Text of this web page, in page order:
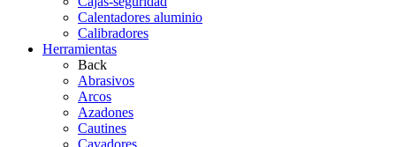
Calentadores aluminio
Calibradores
Herramientas
Back
Abrasivos
Arcos
Azadones
Cautines
Cavadores